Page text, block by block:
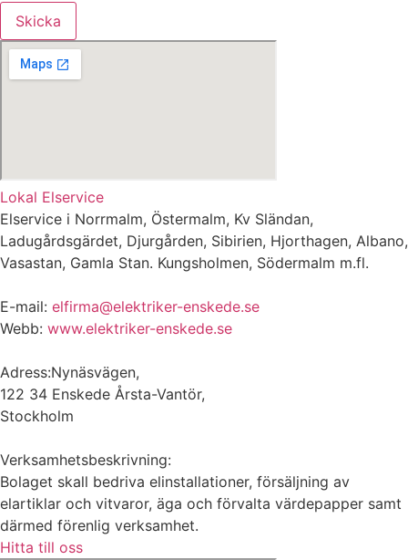
Skicka
Lokal Elservice
Elservice i Norrmalm, Östermalm, Kv Sländan,
Ladugårdsgärdet, Djurgården, Sibirien, Hjorthagen, Albano,
Vasastan, Gamla Stan. Kungsholmen, Södermalm m.fl.
E-mail: elfirma@elektriker-enskede.se
Webb: www.elektriker-enskede.se
Adress:Nynäsvägen,
122 34 Enskede Årsta-Vantör,
Stockholm
Verksamhetsbeskrivning:
Bolaget skall bedriva elinstallationer, försäljning av
elartiklar och vitvaror, äga och förvalta värdepapper samt
därmed förenlig verksamhet.
Hitta till oss